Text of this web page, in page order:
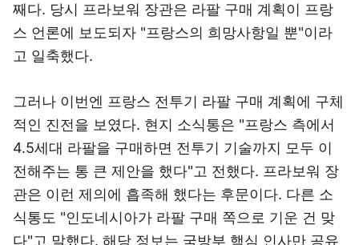
째다. 당시 프라보워 장관은 라팔 구매 계획이 프랑
스 언론에 보도되자 "프랑스의 희망사항일 뿐"이라
고 일축했다.
그러나 이번엔 프랑스 전투기 라팔 구매 계획에 구체
적인 진전을 보였다. 현지 소식통은 "프랑스 측에서
4.5세대 라팔을 구매하면 전투기 기술까지 모두 이
전해주는 통 큰 제안을 했다"고 전했다. 프라보워 장
관은 이런 제의에 흡족해 했다는 후문이다. 다른 소
식통도 "인도네시아가 라팔 구매 쪽으로 기운 건 맞
다"고 말했다. 해당 정보는 국방부 핵심 인사만 공유